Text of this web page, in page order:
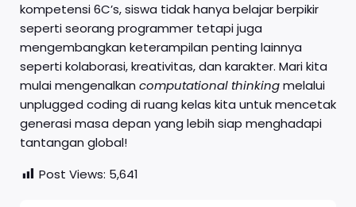
kompetensi 6C’s, siswa tidak hanya belajar berpikir
seperti seorang programmer tetapi juga
mengembangkan keterampilan penting lainnya
seperti kolaborasi, kreativitas, dan karakter. Mari kita
mulai mengenalkan computational thinkingmelalui
unplugged coding di ruang kelas kita untuk mencetak
generasi masa depan yang lebih siap menghadapi
tantangan global!
Post Views: 5,641